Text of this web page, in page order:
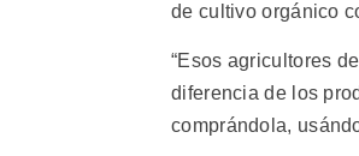
de cultivo orgánico
“Esos agricultores
diferencia de los
comprándola,